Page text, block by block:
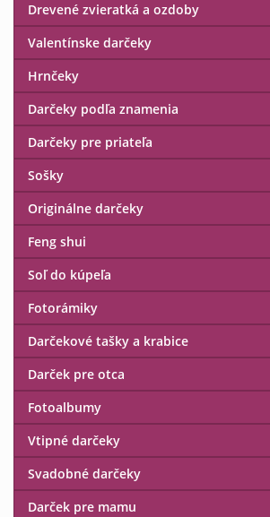
Drevené zvieratká a ozdoby
Valentínske darčeky
Hrnčeky
Darčeky podľa znamenia
Darčeky pre priateľa
Sošky
Originálne darčeky
Feng shui
Soľ do kúpeľa
Fotorámiky
Darčekové tašky a krabice
Darček pre otca
Fotoalbumy
Vtipné darčeky
Svadobné darčeky
Darček pre mamu